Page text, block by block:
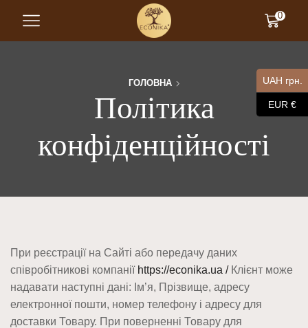
0
ГОЛОВНА
Політика
конфіденційності
При реєстрації на Сайті або передачу даних
співробітникові компанії https://econika.ua /Клієнт може
надавати наступні дані: Ім’я, Прізвище, адресу
електронної пошти, номер телефону і адресу для
доставки Товару. При поверненні Товару для
UAH грн.
EUR €